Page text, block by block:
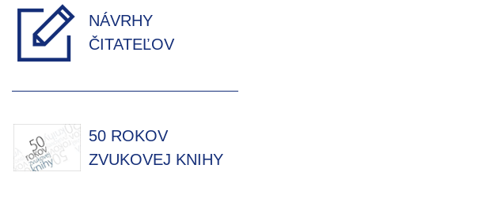
NÁVRHY
ČITATEĽOV
50 ROKOV
ZVUKOVEJ KNIHY